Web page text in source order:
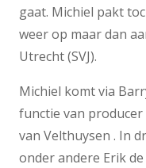
gaat. Michiel pakt
weer op maar dan
Utrecht (SVJ).
Michiel komt via
functie van
van Velthuysen . In
onder andere Erik